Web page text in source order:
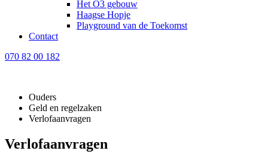
Het O3 gebouw
Haagse Hopje
Playground van de Toekomst
Contact
070 82 00 182
Ouders
Geld en regelzaken
Verlofaanvragen
Verlofaanvragen